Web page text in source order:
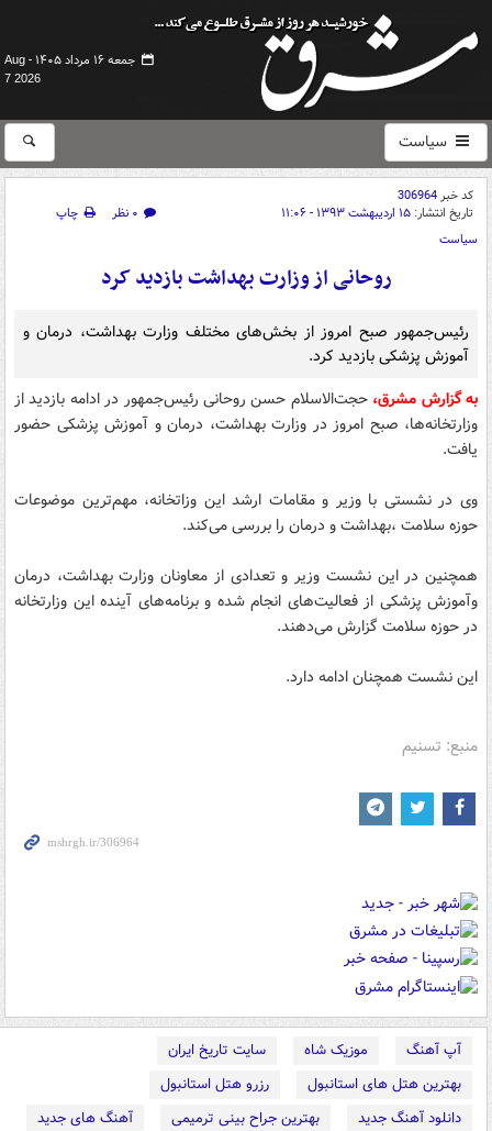
جمعه ۱۶ مرداد ۱۴۰۵ -
Aug
7 2026
سیاست
کد خبر306964
تاریخ انتشار: ۱۵ اردیبهشت ۱۳۹۳ - ۱۱:۰۶ ۰ نظر
چاپ
سیاست
روحانی از وزارت بهداشت بازدید کرد
رئیس‌جمهور صبح امروز از بخش‌های مختلف وزارت بهداشت، درمان و
آموزش پزشکی بازدید کرد.
به گزارش مشرق،حجت‌الاسلام حسن روحانی رئیس‌جمهور در ادامه بازدید از
وزارتخانه‌ها، صبح امروز در وزارت بهداشت، درمان و آموزش پزشکی حضور
یافت.
وی در نشستی با وزیر و مقامات ارشد این وزاتخانه، مهم‌ترین موضوعات
حوزه سلامت ،بهداشت و درمان را بررسی می‌کند.
همچنین در این نشست وزیر و تعدادی از معاونان وزارت بهداشت، درمان
وآموزش پزشکی از فعالیت‌های انجام شده و برنامه‌های آینده این وزارتخانه
در حوزه سلامت گزارش می‌دهند.
این نشست همچنان ادامه دارد.
منبع: تسنیم
آپ آهنگ موزیک شاه
سایت تاریخ ایران
بهترین هتل های استانبول
رزرو هتل استانبول
دانلود آهنگ جدید
بهترین جراح بینی ترمیمی
آهنگ های جدید